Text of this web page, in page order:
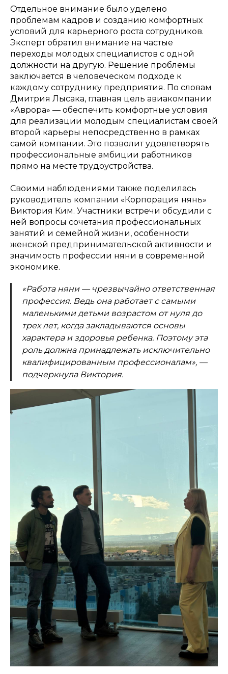
Отдельное внимание было уделено
проблемам кадров и созданию комфортных
условий для карьерного роста сотрудников.
Эксперт обратил внимание на частые
переходы молодых специалистов с одной
должности на другую. Решение проблемы
заключается в человеческом подходе к
каждому сотруднику предприятия. По словам
Дмитрия Лысака, главная цель авиакомпании
«Аврора» — обеспечить комфортные условия
для реализации молодым специалистам своей
второй карьеры непосредственно в рамках
самой компании. Это позволит удовлетворять
профессиональные амбиции работников
прямо на месте трудоустройства.
Своими наблюдениями также поделилась
руководитель компании «Корпорация нянь»
Виктория Ким. Участники встречи обсудили с
ней вопросы сочетания профессиональных
занятий и семейной жизни, особенности
женской предпринимательской активности и
значимость профессии няни в современной
экономике.
«Работа няни — чрезвычайно ответственная
профессия. Ведь она работает с самыми
маленькими детьми возрастом от нуля до
трех лет, когда закладываются основы
характера и здоровья ребенка. Поэтому эта
роль должна принадлежать исключительно
квалифицированным профессионалам», —
подчеркнула Виктория.